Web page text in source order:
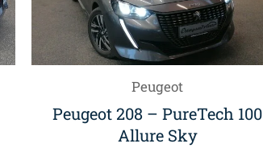
Peugeot
Peugeot 208 – PureTech 100
Allure Sky